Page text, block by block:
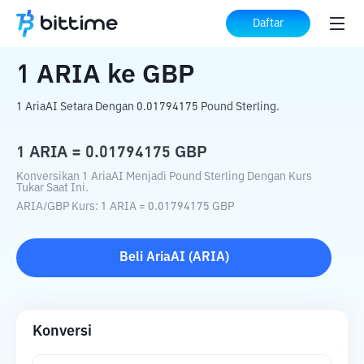
Daftar
Beranda Konverter Kripto GBP
1 ARIA ke GBP
1 AriaAI Setara Dengan 0.01794175 Pound Sterling.
1 ARIA = 0.01794175 GBP
Konversikan 1 AriaAI Menjadi Pound Sterling Dengan Kurs
Tukar Saat Ini.
ARIA/GBP Kurs: 1 ARIA = 0.01794175 GBP
Beli AriaAI (ARIA)
Konversi